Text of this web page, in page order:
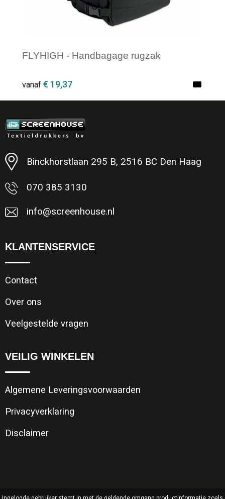
FLYHIGH - Handbagage rugzak
vanaf € 19,37
Minimale afname: 1
Binckhorstlaan 295 B, 2516 BC Den Haag
070 385 3130
info@screenhouse.nl
KLANTENSERVICE
Contact
Over ons
Veelgestelde vragen
VEILIG WINKELEN
Algemene Leveringsvoorwaarden
Privacyverklaring
Disclaimer